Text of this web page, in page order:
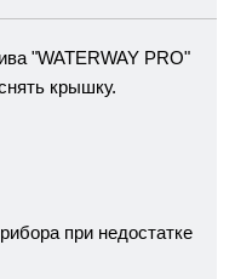
"WATERWAY PRO"
крышку.
при недостатке